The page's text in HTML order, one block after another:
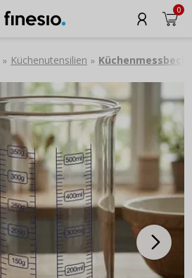
0
» Küchenutensilien »